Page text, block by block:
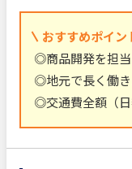
おすすめポイン
◎商品開発を担
◎地元で長く働き
◎交通費全額（